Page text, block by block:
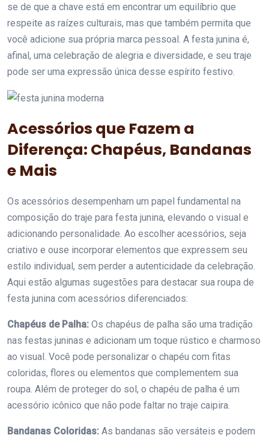
se de que a chave está em encontrar um equilíbrio que
respeite as raízes culturais, mas que também permita que
você adicione sua própria marca pessoal. A festa junina é,
afinal, uma celebração de alegria e diversidade, e seu traje
pode ser uma expressão única desse espírito festivo.
Acessórios que Fazem a
Diferença: Chapéus, Bandanas
e Mais
Os acessórios desempenham um papel fundamental na
composição do traje para festa junina, elevando o visual e
adicionando personalidade. Ao escolher acessórios, seja
criativo e ouse incorporar elementos que expressem seu
estilo individual, sem perder a autenticidade da celebração.
Aqui estão algumas sugestões para destacar sua roupa de
festa junina com acessórios diferenciados:
Chapéus de Palha: Os chapéus de palha são uma tradição
nas festas juninas e adicionam um toque rústico e charmoso
ao visual. Você pode personalizar o chapéu com fitas
coloridas, flores ou elementos que complementem sua
roupa. Além de proteger do sol, o chapéu de palha é um
acessório icônico que não pode faltar no traje caipira.
Bandanas Coloridas: As bandanas são versáteis e podem